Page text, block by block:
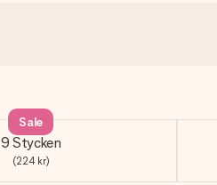
9 Stycken
(224 kr)
Sale